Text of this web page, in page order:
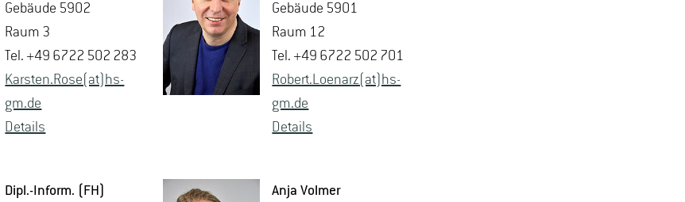
Ge­bäu­de 5902
Raum 3
Tel. +49 6722 502 283
Kars­ten.Rose(at)hs-​
gm.​de
De­tails
Ge­bäu­de 5901
Raum 12
Tel. +49 6722 502 701
Ro­bert.Lo­en­arz(at)hs-​
gm.​de
De­tails
Dipl.-In­form. (FH)
Anja Vol­mer